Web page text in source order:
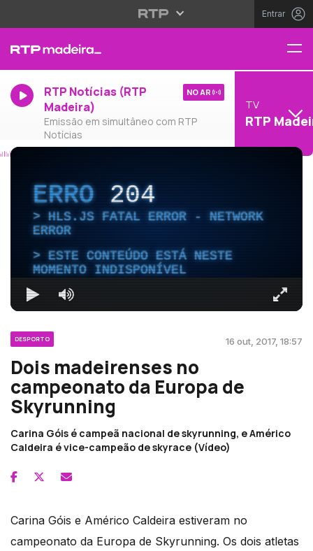
Entrar
RTP Notícias (RTP
Madeira)
Emissão em simultâneo com RTP
Notícias
NO AR
TV
RTP
ERRO204
HLS.JS FATAL ERROR - NETWORK
ERROR
ESTE CONTEÚDO ESTÁ NESTE
MOMENTO INDISPONÍVEL
DESPORTO 16 out, 2017, 18:57
Dois madeirenses no
campeonato da Europa de
Skyrunning
Carina Góis é campeã nacional de skyrunning, e Américo
Caldeira é vice-campeão de skyrace (Vídeo)
Carina Góis e Américo Caldeira estiveram no
campeonato da Europa de Skyrunning. Os dois atletas